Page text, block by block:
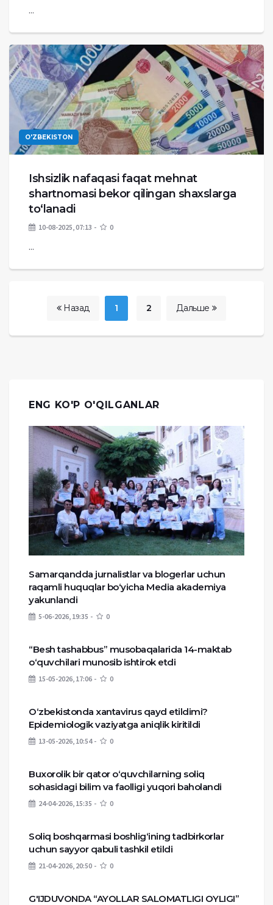
...
O'ZBEKISTON
Ishsizlik nafaqasi faqat mehnat
shartnomasi bekor qilingan shaxslarga
to‘lanadi
10-08-2025, 07:13 0
...
Назад 1 2 Дальше
ENG KO'P O'QILGANLAR
Samarqandda jurnalistlar va blogerlar uchun
raqamli huquqlar bo‘yicha Media akademiya
yakunlandi
5-06-2026, 19:35 0
“Besh tashabbus” musobaqalarida 14-maktab
o‘quvchilari munosib ishtirok etdi
15-05-2026, 17:06 0
O‘zbekistonda xantavirus qayd etildimi?
Epidemiologik vaziyatga aniqlik kiritildi
13-05-2026, 10:54 0
Buxorolik bir qator o‘quvchilarning soliq
sohasidagi bilim va faolligi yuqori baholandi
24-04-2026, 15:35 0
Soliq boshqarmasi boshlig‘ining tadbirkorlar
uchun sayyor qabuli tashkil etildi
21-04-2026, 20:50 0
G'IJDUVONDA “AYOLLAR SALOMATLIGI OYLIGI”